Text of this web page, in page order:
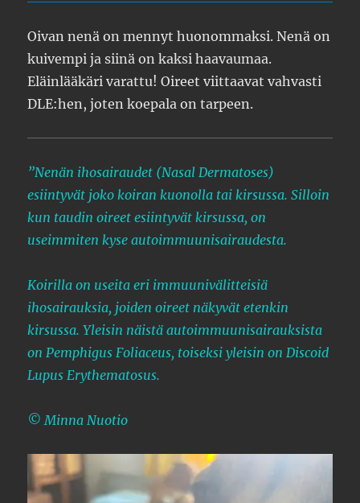
Oivan nenä on mennyt huonommaksi. Nenä on
kuivempi ja siinä on kaksi haavaumaa.
Eläinlääkäri varattu! Oireet viittaavat vahvasti
DLE:hen, joten koepala on tarpeen.
”Nenän ihosairaudet (Nasal Dermatoses)
esiintyvät joko koiran kuonolla tai kirsussa. Silloin
kun taudin oireet esiintyvät kirsussa, on
useimmiten kyse autoimmuunisairaudesta.
Koirilla on useita eri immuunivälitteisiä
ihosairauksia, joiden oireet näkyvät etenkin
kirsussa. Yleisin näistä autoimmuunisairauksista
on Pemphigus Foliaceus, toiseksi yleisin on Discoid
Lupus Erythematosus.
© Minna Nuotio